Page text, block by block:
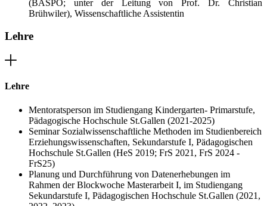
(BASPO; unter der Leitung von Prof. Dr. Christian
Brühwiler), Wissenschaftliche Assistentin
Lehre
Lehre
Mentoratsperson im Studiengang Kindergarten- Primarstufe,
Pädagogische Hochschule St.Gallen (2021-2025)
Seminar Sozialwissenschaftliche Methoden im Studienbereich
Erziehungswissenschaften, Sekundarstufe I, Pädagogischen
Hochschule St.Gallen (HeS 2019; FrS 2021, FrS 2024 -
FrS25)
Planung und Durchführung von Datenerhebungen im
Rahmen der Blockwoche Masterarbeit I, im Studiengang
Sekundarstufe I, Pädagogischen Hochschule St.Gallen (2021,